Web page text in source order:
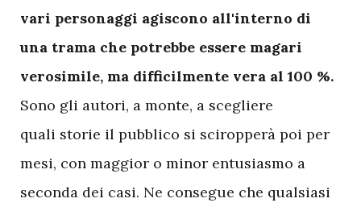
vari personaggi agiscono all'interno di
una trama che potrebbe essere magari
verosimile, ma difficilmente vera al 100 %.
Sono gli autori, a monte, a scegliere
quali storie il pubblico si sciropperà poi per
mesi, con maggior o minor entusiasmo a
seconda dei casi. Ne consegue che qualsiasi